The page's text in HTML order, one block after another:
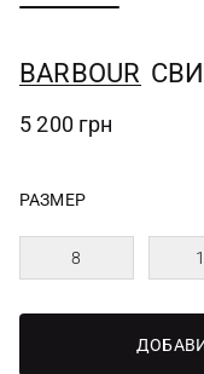
BARBOUR
5 200 грн
РАЗМЕР
8